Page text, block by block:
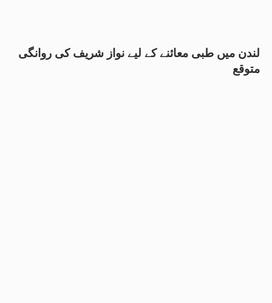
لندن میں طبی معائنے کے لیے نواز شریف کی روانگی
متوقع